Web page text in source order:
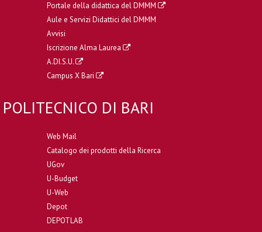
Portale della didattica del DMMM
Aule e Servizi Didattici del DMMM
Avvisi
Iscrizione Alma Laurea
A.DI.S.U.
Campus X Bari
POLITECNICO DI BARI
Web Mail
Catalogo dei prodotti della Ricerca
UGov
U-Budget
U-Web
Depot
DEPOTLAB